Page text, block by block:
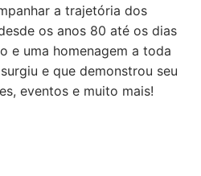
a trajetória dos
os anos 80 até os dias
e uma homenagem a toda
e que demonstrou seu
eventos e muito mais!